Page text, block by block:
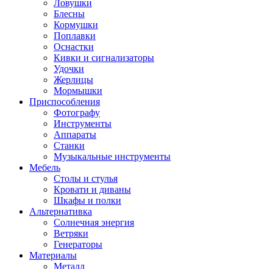
Ловушки
Блесны
Кормушки
Поплавки
Оснастки
Кивки и сигнализаторы
Удочки
Жерлицы
Мормышки
Приспособления
Фотографу
Инструменты
Аппараты
Станки
Музыкальные инструменты
Мебель
Столы и стулья
Кровати и диваны
Шкафы и полки
Альтернативка
Солнечная энергия
Ветряки
Генераторы
Материалы
Металл